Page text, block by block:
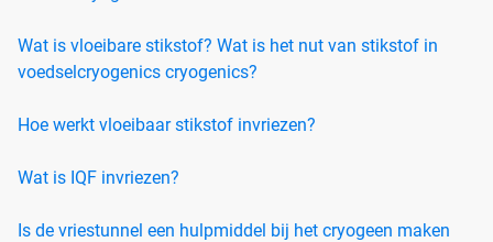
Wat is vloeibare stikstof? Wat is het nut van stikstof in
voedselcryogenics cryogenics?
Hoe werkt vloeibaar stikstof invriezen?
Wat is IQF invriezen?
Is de vriestunnel een hulpmiddel bij het cryogeen maken